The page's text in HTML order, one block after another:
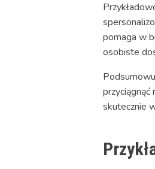
pomaga w
osobiste
skutecznie